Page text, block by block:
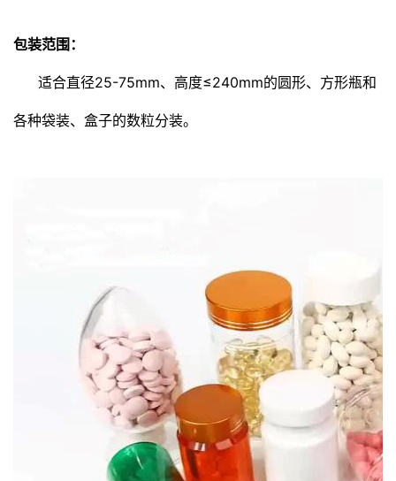
包装范围：
适合直径25-75mm、高度≤240mm的圆形、方形瓶和
各种袋装、盒子的数粒分装。